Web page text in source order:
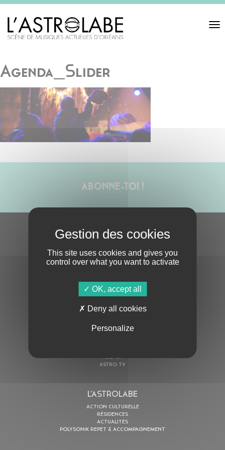
Toggle
Agenda_Slider
ABONNE-TOI !
S'ABONNER À LA NEWSLETTER
En cochant cette case, j’accepte la Politique de confidentialité
AGENDA
ASTRO TV
L’ASTROLABE
ACTION CULTURELLE
RÉSIDENCES
ACTUALITÉS
POLYSONIK REPET & ACCOMPAGNEMENT
This site uses cookies and gives you
control over what you want to activate
OK, accept all
Deny all cookies
Personalize